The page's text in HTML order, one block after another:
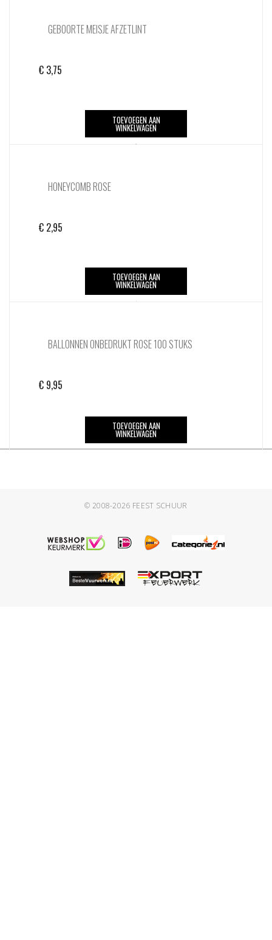
GEBOORTE MEISJE AFZETLINT
€ 3,75
TOEVOEGEN AAN
WINKELWAGEN
HONEYCOMB ROSE
€ 2,95
TOEVOEGEN AAN
WINKELWAGEN
BALLONNEN ONBEDRUKT ROSE 100 STUKS
€ 9,95
TOEVOEGEN AAN
WINKELWAGEN
© 2008-2026 FEEST SCHUUR